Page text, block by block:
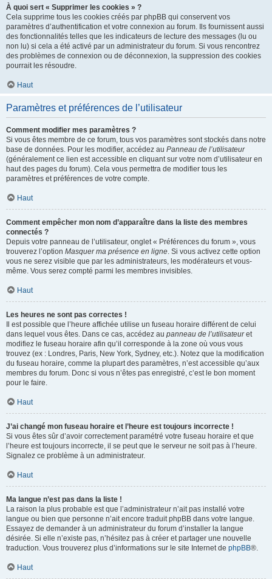
À quoi sert « Supprimer les cookies » ?
Cela supprime tous les cookies créés par phpBB qui conservent vos
paramètres d’authentification et votre connexion au forum. Ils fournissent aussi
des fonctionnalités telles que les indicateurs de lecture des messages (lu ou
non lu) si cela a été activé par un administrateur du forum. Si vous rencontrez
des problèmes de connexion ou de déconnexion, la suppression des cookies
pourrait les résoudre.
Haut
Paramètres et préférences de l’utilisateur
Comment modifier mes paramètres ?
Si vous êtes membre de ce forum, tous vos paramètres sont stockés dans notre
base de données. Pour les modifier, accédez au Panneau de l’utilisateur
(généralement ce lien est accessible en cliquant sur votre nom d’utilisateur en
haut des pages du forum). Cela vous permettra de modifier tous les
paramètres et préférences de votre compte.
Haut
Comment empêcher mon nom d’apparaître dans la liste des membres
connectés ?
Depuis votre panneau de l’utilisateur, onglet « Préférences du forum », vous
trouverez l’option Masquer ma présence en ligne. Si vous activez cette option
vous ne serez visible que par les administrateurs, les modérateurs et vous-
même. Vous serez compté parmi les membres invisibles.
Haut
Les heures ne sont pas correctes !
Il est possible que l’heure affichée utilise un fuseau horaire différent de celui
dans lequel vous êtes. Dans ce cas, accédez au panneau de l’utilisateuret
modifiez le fuseau horaire afin qu’il corresponde à la zone où vous vous
trouvez (ex : Londres, Paris, New York, Sydney, etc.). Notez que la modification
du fuseau horaire, comme la plupart des paramètres, n’est accessible qu’aux
membres du forum. Donc si vous n’êtes pas enregistré, c’est le bon moment
pour le faire.
Haut
J’ai changé mon fuseau horaire et l’heure est toujours incorrecte !
Si vous êtes sûr d’avoir correctement paramétré votre fuseau horaire et que
l’heure est toujours incorrecte, il se peut que le serveur ne soit pas à l’heure.
Signalez ce problème à un administrateur.
Haut
Ma langue n’est pas dans la liste !
La raison la plus probable est que l’administrateur n’ait pas installé votre
langue ou bien que personne n’ait encore traduit phpBB dans votre langue.
Essayez de demander à un administrateur du forum d’installer la langue
désirée. Si elle n’existe pas, n’hésitez pas à créer et partager une nouvelle
traduction. Vous trouverez plus d’informations sur le site Internet de phpBB®.
Haut